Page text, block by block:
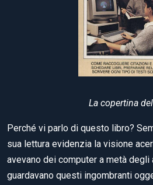
La copertina
Perché vi parlo di questo libro?
sua lettura evidenzia la visione
avevano dei computer a metà degli
guardavano questi ingombranti